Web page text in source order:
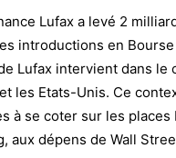
Lufax a levé 2
introductions en
Lufax intervient dans
les Etats-Unis. Ce
à se coter sur les
aux dépens de Wall